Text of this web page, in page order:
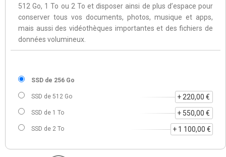
512 Go, 1 To ou 2 To et disposer ainsi de plus d’espace pour
conserver tous vos documents, photos, musique et apps,
mais aussi des vidéothèques importantes et des fichiers de
données volumineux.
SSD de 256 Go
SSD de 512 Go + 220,00 €
SSD de 1 To + 550,00 €
SSD de 2 To + 1 100,00 €